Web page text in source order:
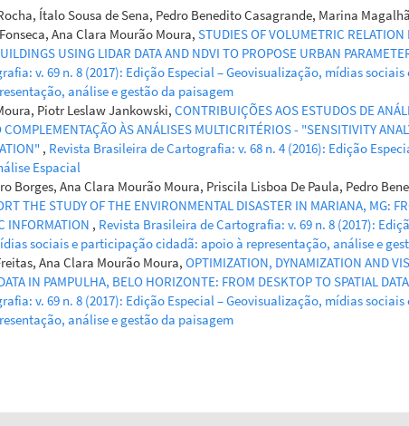
Ítalo Sousa de Sena, Pedro Benedito Casagrande, Marina
Ana Clara Mourão Moura, STUDIES OF VOLUMETRIC RELATION
USING LIDAR DATA AND NDVI TO PROPOSE URBAN
v. 69 n. 8 (2017): Edição Especial – Geovisualização, mídias
análise e gestão da paisagem
Piotr Leslaw Jankowski, CONTRIBUIÇÕES AOS ESTUDOS DE
ÀS ANÁLISES MULTICRITÉRIOS - "SENSITIVITY
, Revista Brasileira de Cartografia: v. 68 n. 4 (2016): Edição
Espacial
Borges, Ana Clara Mourão Moura, Priscila Lisboa De Paula, Pedro
THE STUDY OF THE ENVIRONMENTAL DISASTER IN MARIANA, MG:
INFORMATION , Revista Brasileira de Cartografia: v. 69 n. 8 (2017):
sociais e participação cidadã: apoio à representação, análise e
Ana Clara Mourão Moura, OPTIMIZATION, DYNAMIZATION AND
IN PAMPULHA, BELO HORIZONTE: FROM DESKTOP TO SPATIAL
v. 69 n. 8 (2017): Edição Especial – Geovisualização, mídias
análise e gestão da paisagem